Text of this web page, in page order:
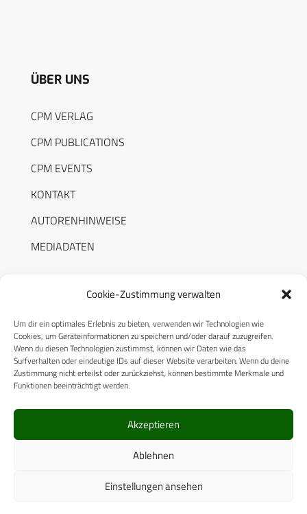
Cookie-Zustimmung verwalten
Um dir ein optimales Erlebnis zu bieten, verwenden wir Technologien wie
Cookies, um Geräteinformationen zu speichern und/oder darauf zuzugreifen.
Wenn du diesen Technologien zustimmst, können wir Daten wie das
Surfverhalten oder eindeutige IDs auf dieser Website verarbeiten. Wenn du deine
Zustimmung nicht erteilst oder zurückziehst, können bestimmte Merkmale und
Funktionen beeinträchtigt werden.
Akzeptieren
Ablehnen
Einstellungen ansehen
ÜBER UNS
CPM VERLAG
CPM PUBLICATIONS
CPM EVENTS
KONTAKT
AUTORENHINWEISE
MEDIADATEN
RECHTLICHES
Datenschutzerklärung
Cookie-Richtlinie (EU)